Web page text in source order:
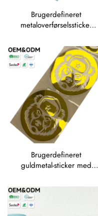
Brugerdefineret
metaloverførselssticker
logoetiket til mærkning af
køkkenapparater
Brugerdefineret
guldmetal-sticker med